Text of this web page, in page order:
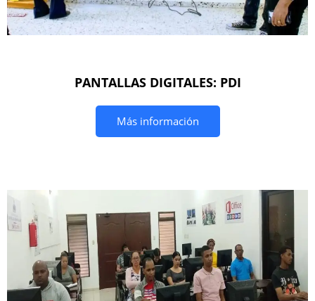
PANTALLAS DIGITALES: PDI
Más información